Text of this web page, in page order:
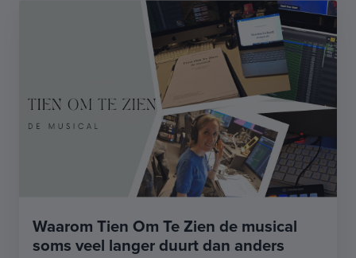
Waarom Tien Om Te Zien de musical
soms veel langer duurt dan anders